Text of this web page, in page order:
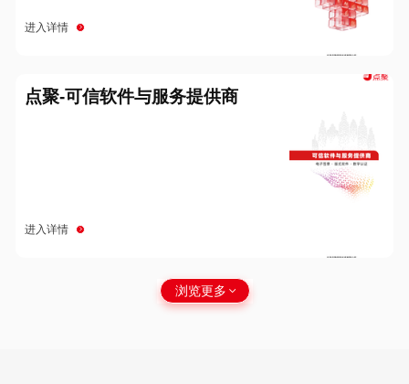
进入详情
点聚-可信软件与服务提供商
进入详情
浏览更多